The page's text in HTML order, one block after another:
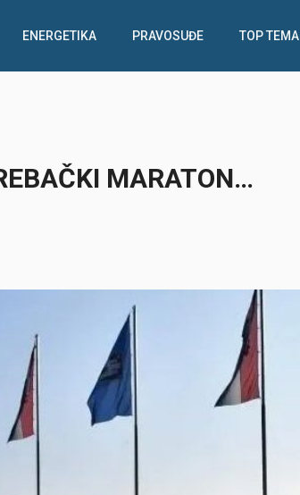
ENERGETIKA PRAVOSUĐE TOP TEMA
MARATON…